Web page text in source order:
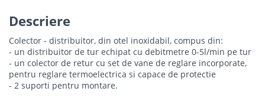
Descriere
Colector - distribuitor, din otel inoxidabil, compus din:
- un distribuitor de tur echipat cu debitmetre 0-5l/min pe tur
- un colector de retur cu set de vane de reglare incorporate,
pentru reglare termoelectrica si capace de protectie
- 2 suporti pentru montare.